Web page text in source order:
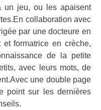
un jeu, ou les apaisent
collaboration avec
par une docteure en
formatrice en crèche,
de la petite
avec leurs mots, de
une double page
point sur les dernières